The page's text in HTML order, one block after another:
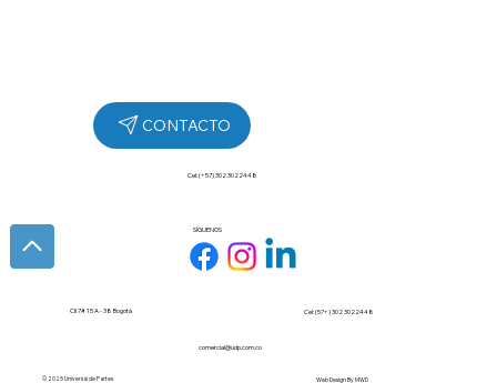
SÍGUENOS
Cel: (+57) 302 3022448
Cll 7# 15 A - 38 Bogotá Cel: (57+) 302 3022448
© 2025 Universal de Partes Web Design ByMWD
comercial@udp.com.co